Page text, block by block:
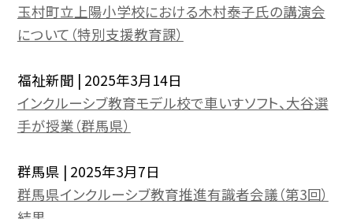
玉村町立上陽小学校における木村泰子氏の講演会
について（特別支援教育課）
福祉新聞 | 2025年3月14日
インクルーシブ教育モデル校で車いすソフト、大谷選
手が授業（群馬県）
群馬県 | 2025年3月7日
群馬県インクルーシブ教育推進有識者会議（第3回）